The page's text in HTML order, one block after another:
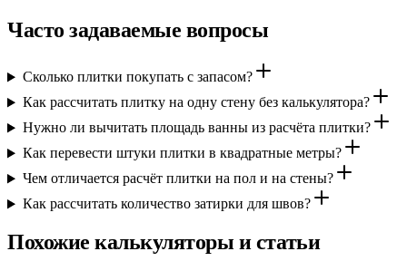
Часто задаваемые вопросы
Сколько плитки покупать с запасом?
Как рассчитать плитку на одну стену без калькулятора?
Нужно ли вычитать площадь ванны из расчёта плитки?
Как перевести штуки плитки в квадратные метры?
Чем отличается расчёт плитки на пол и на стены?
Как рассчитать количество затирки для швов?
Похожие калькуляторы и статьи